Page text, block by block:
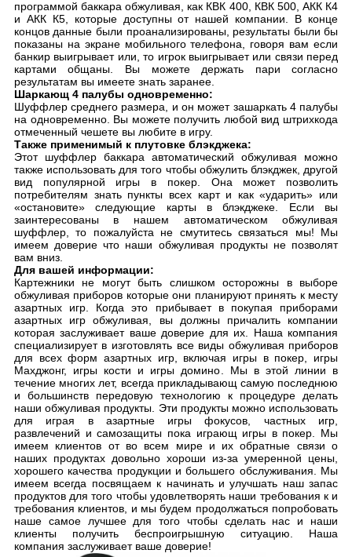
программой баккара обжуливая, как КВК 400, КВК 500, АКК К4
и АКК К5, которые доступны от нашей компании. В конце
концов данные были проанализированы, результаты были бы
показаны на экране мобильного телефона, говоря вам если
банкир выигрывает или, то игрок выигрывает или связи перед
картами общаны. Вы можете держать пари согласно
результатам вы имеете знать заранее.
Шаркающ 4 палубы одновременно:
Шуффлер среднего размера, и он может зашаркать 4 палубы
на одновременно. Вы можете получить любой вид штрихкода
отмеченный чешете вы любите в игру.
Также применимый к плутовке блэкджека:
Этот шуффлер баккара автоматический обжуливая можно
также использовать для того чтобы обжулить блэкджек, другой
вид популярной игры в покер. Она может позволить
потребителям знать пункты всех карт и как «ударить» или
«остановите» следующие карты в блэкджеке. Если вы
заинтересованы в нашем автоматическом обжуливая
шуффлер, то пожалуйста не смутитесь связаться мы! Мы
имеем доверие что наши обжуливая продукты не позволят
вам вниз.
Для вашей информации:
Картежники не могут быть слишком осторожны в выборе
обжуливая приборов которые они планируют принять к месту
азартных игр. Когда это прибывает в покупая приборами
азартных игр обжуливая, вы должны причалить компании
которая заслуживает ваше доверие для их. Наша компания
специализирует в изготовлять все виды обжуливая приборов
для всех форм азартных игр, включая игры в покер, игры
Махджонг, игры кости и игры домино. Мы в этой линии в
течение многих лет, всегда прикладывающ самую последнюю
и большинств передовую технологию к процедуре делать
наши обжуливая продукты. Эти продукты можно использовать
для играя в азартные игры фокусов, частных игр,
развлечений и самозащиты пока играющ игры в покер. Мы
имеем клиентов от во всем мире и их обратные связи о
наших продуктах довольно хороши из-за умеренной цены,
хорошего качества продукции и большего обслуживания. Мы
имеем всегда посвящаем к начинать и улучшать наш запас
продуктов для того чтобы удовлетворять наши требования к и
требования клиентов, и мы будем продолжаться попробовать
наше самое лучшее для того чтобы сделать нас и наши
клиенты получить беспроигрышную ситуацию. Наша
компания заслуживает ваше доверие!